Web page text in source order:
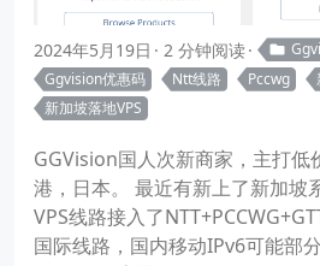
2024年5月19日 2 分钟阅读
Ggvision优惠码
Ntt线路 Pccwg
新加坡落地VPS
GGVision国人次新商家，主打低
港，日本。 最近有新上了新加坡
VPS线路接入了
国际线路，国内移动IPv6可能部